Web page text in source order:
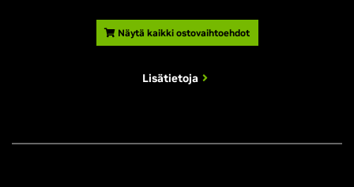
Näytä kaikki ostovaihtoehdot
Lisätietoja